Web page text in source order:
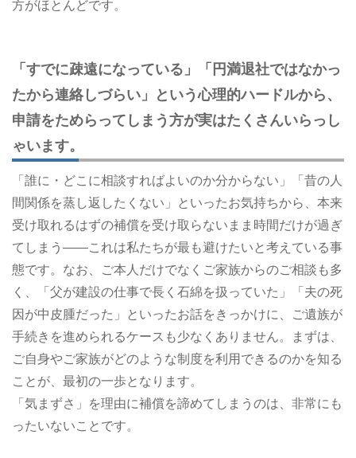
方がほとんどです。
「すでに疎遠になっている」「円満退社ではなかっ
たから連絡しづらい」という心理的ハードルから、
申請をためらってしまう方が実はたくさんいらっし
ゃいます。
「誰に・どこに相談すればよいのか分からない」「昔の人
間関係を蒸し返したくない」といったお気持ちから、本来
受け取れるはずの補償を受け取らないまま時間だけが過ぎ
てしまう――これは私たちが最も避けたいと考えている事
態です。なお、ご本人だけでなくご家族からのご相談も多
く、「父が建設の仕事で長く石綿を扱っていた」「夫の死
因が中皮腫だった」といったお話をきっかけに、ご遺族が
手続きを進められるケースも少なくありません。まずは、
ご自身やご家族がどのような制度を利用できるのかを知る
ことが、最初の一歩となります。
「気まずさ」を理由に補償を諦めてしまうのは、非常にも
ったいないことです。